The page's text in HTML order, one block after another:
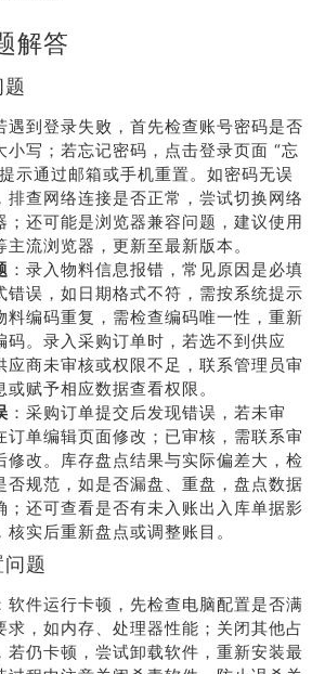
解答
题
遇到登录失败，首先检查账号密码是否
小写；若忘记密码，点击登录页面 “忘
示通过邮箱或手机重置。如密码无误
排查网络连接是否正常，尝试切换网络
；还可能是浏览器兼容问题，建议使用
主流浏览器，更新至最新版本。
：录入物料信息报错，常见原因是必填
错误，如日期格式不符，需按系统提示
料编码重复，需检查编码唯一性，重新
码。录入采购订单时，若选不到供应
应商未审核或权限不足，联系管理员审
赋予相应数据查看权限。
：采购订单提交后发现错误，若未审
订单编辑页面修改；已审核，需联系审
修改。库存盘点结果与实际偏差大，检
否规范，如是否漏盘、重盘，盘点数据
；还可查看是否有未入账出入库单据影
实后重新盘点或调整账目。
问题
软件运行卡顿，先检查电脑配置是否满
求，如内存、处理器性能；关闭其他占
若仍卡顿，尝试卸载软件，重新安装最